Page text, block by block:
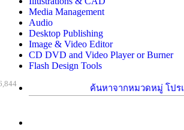
Media Management
Audio
Desktop Publishing
Image & Video Editor
CD DVD and Video Player or Burner
Flash Design Tools
ค้นหาจากหมวดหมู่ โปร